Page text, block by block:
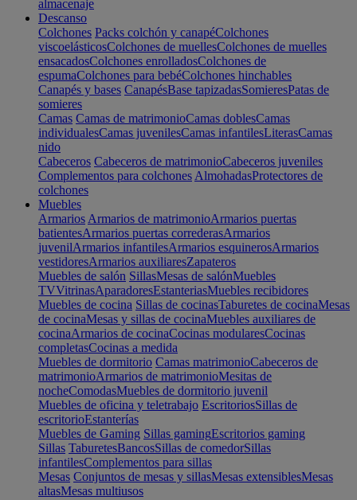
almacenaje
Descanso
Colchones Packs colchón y canapéColchones
viscoelásticosColchones de muellesColchones de muelles
ensacadosColchones enrolladosColchones de
espumaColchones para bebéColchones hinchables
Canapés y bases CanapésBase tapizadasSomieresPatas de
somieres
Camas Camas de matrimonioCamas doblesCamas
individualesCamas juvenilesCamas infantilesLiterasCamas
nido
Cabeceros Cabeceros de matrimonioCabeceros juveniles
Complementos para colchones AlmohadasProtectores de
colchones
Muebles
Armarios Armarios de matrimonioArmarios puertas
batientesArmarios puertas correderasArmarios
juvenilArmarios infantilesArmarios esquinerosArmarios
vestidoresArmarios auxiliaresZapateros
Muebles de salón SillasMesas de salónMuebles
TVVitrinasAparadoresEstanteriasMuebles recibidores
Muebles de cocina Sillas de cocinasTaburetes de cocinaMesas
de cocinaMesas y sillas de cocinaMuebles auxiliares de
cocinaArmarios de cocinaCocinas modularesCocinas
completasCocinas a medida
Muebles de dormitorio Camas matrimonioCabeceros de
matrimonioArmarios de matrimonioMesitas de
nocheComodasMuebles de dormitorio juvenil
Muebles de oficina y teletrabajo EscritoriosSillas de
escritorioEstanterías
Muebles de Gaming Sillas gamingEscritorios gaming
Sillas TaburetesBancosSillas de comedorSillas
infantilesComplementos para sillas
Mesas Conjuntos de mesas y sillasMesas extensiblesMesas
altasMesas multiusos